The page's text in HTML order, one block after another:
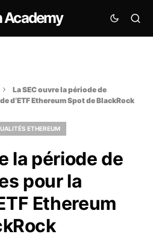
Academy
La SEC ouvre la période de
d’ETF Ethereum Spot de BlackRock
ETHEREUM
la période de
pour la
Ethereum